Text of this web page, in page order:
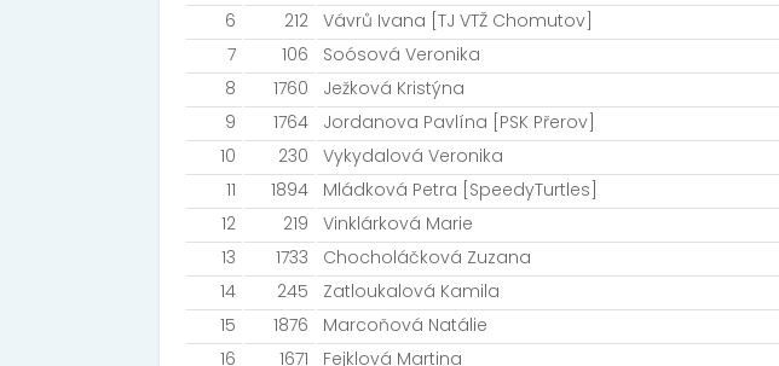
6
212 Vávrů Ivana [TJ VTŽ Chomutov]
7
106 Soósová Veronika
8
1760 Ježková Kristýna
9
1764 Jordanova Pavlína [PSK Přerov]
10
230 Vykydalová Veronika
11
1894 Mládková Petra [SpeedyTurtles]
12
219 Vinklárková Marie
13
1733 Chocholáčková Zuzana
14
245 Zatloukalová Kamila
15
1876 Marcoňová Natálie
16
1671 Fejklová Martina